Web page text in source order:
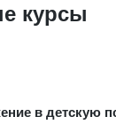
курсы
в детскую